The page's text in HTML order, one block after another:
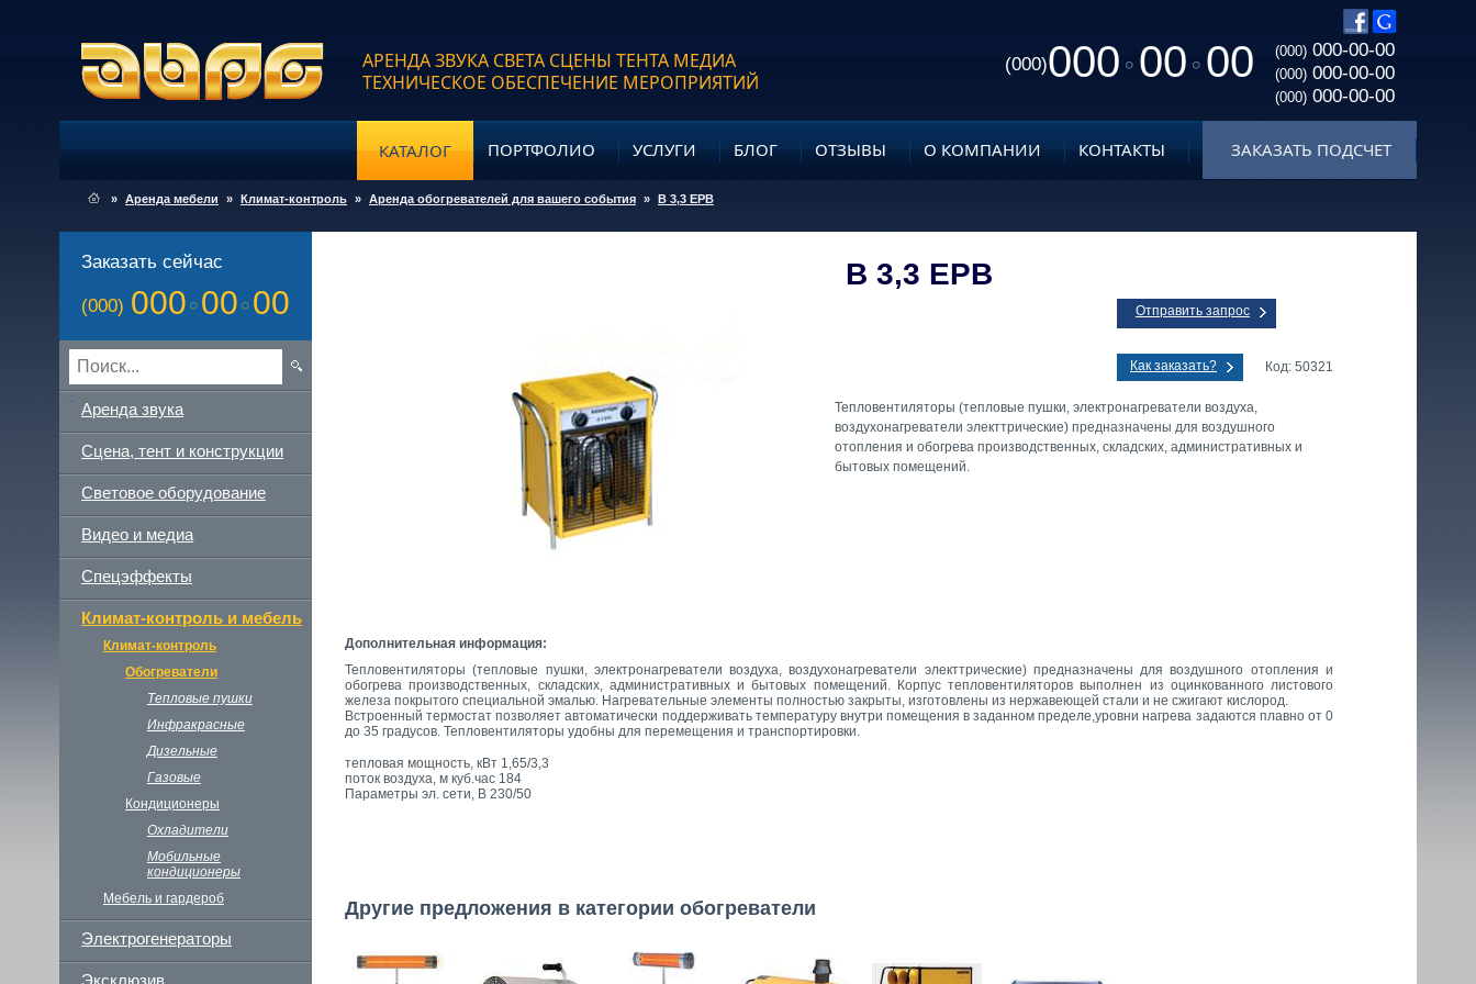
АРЕНДА ЗВУКА СВЕТА СЦЕНЫ ТЕНТА МЕДИА
ТЕХНИЧЕСКОЕ ОБЕСПЕЧЕНИЕ МЕРОПРИЯТИЙ
(000)000 00 00 (000) 000-00-00
(000) 000-00-00
(000) 000-00-00
КАТАЛОГ ПОРТФОЛИО УСЛУГИ БЛОГ ОТЗЫВЫ О КОМПАНИИ КОНТАКТЫ ЗАКАЗАТЬ ПОДСЧЕТ
» Аренда мебели » Климат-контроль » Аренда обогревателей для вашего события » В 3,3 ЕРВ
Заказать сейчас
(000) 000 00 00
Аренда звука
Сцена, тент и конструкции
Световое оборудование
Видео и медиа
Спецэффекты
Климат-контроль и мебель
Климат-контроль
Обогреватели
Тепловые пушки
Инфракрасные
Дизельные
Газовые
Кондиционеры
Охладители
Мобильные
кондиционеры
Мебель и гардероб
Электрогенераторы
Эксклюзив
В 3,3 ЕРВ
Отправить запрос
Как заказать? Код: 50321
Тепловентиляторы (тепловые пушки, электронагреватели воздуха,
воздухонагреватели электтрические) предназначены для воздушного
отопления и обогрева производственных, складских, административных и
бытовых помещений.
Дополнительная информация:
Тепловентиляторы (тепловые пушки, электронагреватели воздуха, воздухонагреватели электтрические) предназначены для воздушного отопления и
обогрева производственных, складских, административных и бытовых помещений. Корпус тепловентиляторов выполнен из оцинкованного листового
железа покрытого специальной эмалью. Нагревательные элементы полностью закрыты, изготовлены из нержавеющей стали и не сжигают кислород.
Встроенный термостат позволяет автоматически поддерживать температуру внутри помещения в заданном пределе,уровни нагрева задаются плавно от 0
до 35 градусов. Тепловентиляторы удобны для перемещения и транспортировки.
тепловая мощность, кВт 1,65/3,3
поток воздуха, м куб.час 184
Параметры эл. сети, В 230/50
Другие предложения в категории обогреватели